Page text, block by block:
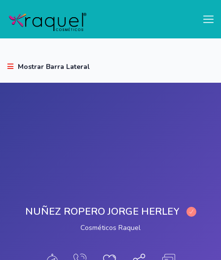
Mostrar Barra Lateral
NUÑEZ ROPERO JORGE HERLEY
Cosméticos Raquel